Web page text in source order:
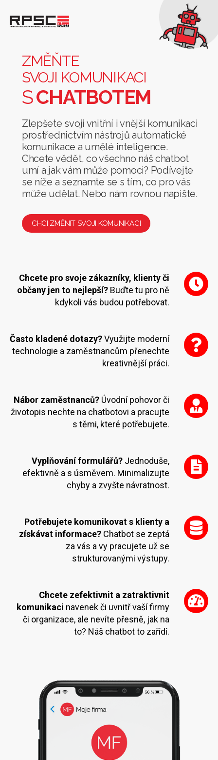
komunikaci
chatbotem
ZMĚŇTE
SVOJI KOMUNIKACI
SCHATBOTEM
Zlepšete svoji vnitřní i vnější komunikaci
prostřednictvím nástrojů automatické
komunikace a umělé inteligence.
Chcete vědět, co všechno náš chatbot
umí a jak vám může pomoci? Podívejte
se níže a seznamte se s tím, co pro vás
může udělat. Nebo nám rovnou napište.
CHCI ZMĚNIT SVOJI KOMUNIKACI
Chcete pro svoje zákazníky, klienty či
občany jen to nejlepší? Buďte tu pro ně
kdykoli vás budou potřebovat.
Často kladené dotazy?Využijte moderní
technologie a zaměstnancům přenechte
kreativnější práci.
Nábor zaměstnanců? Úvodní pohovor či
životopis nechte na chatbotovi a pracujte
s těmi, které potřebujete.
Vyplňování formulářů? Jednoduše,
efektivně a s úsměvem. Minimalizujte
chyby a zvyšte návratnost.
Potřebujete komunikovat s klienty a
získávat informace? Chatbot se zeptá
za vás a vy pracujete už se
strukturovanými výstupy.
Chcete zefektivnit a zatraktivnit
komunikaci navenek či uvnitř vaší firmy
či organizace, ale nevíte přesně, jak na
to? Náš chatbot to zařídí.